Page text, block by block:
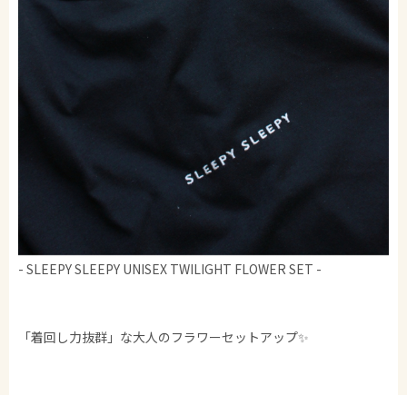
- SLEEPY SLEEPY UNISEX TWILIGHT FLOWER SET -
「着回し力抜群」な大人のフラワーセットアップ✨